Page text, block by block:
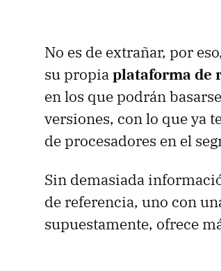
No es de extrañar, por
su propiaplataforma de
en los que podrán
versiones, con lo que ya
de procesadores en el
Sin demasiada
de referencia, uno con
supuestamente, ofrece